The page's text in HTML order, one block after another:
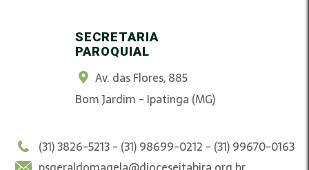
SECRETARIA
PAROQUIAL
Av. das Flores, 885
Bom Jardim - Ipatinga (MG)
(31) 3826-5213 - (31) 98699-0212 - (31) 99670-0163